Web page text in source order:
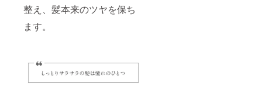
整え、髪本来のツヤを保ち
ます。